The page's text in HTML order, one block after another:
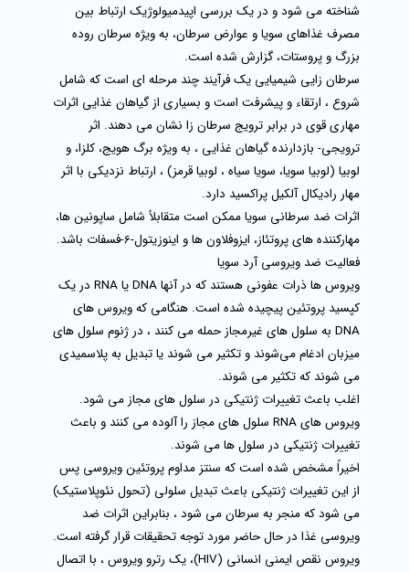
شناخته می شود و در یک بررسی اپیدمیولوژیک ارتباط بین
مصرف غذاهای سویا و عوارض سرطان، به ویژه سرطان روده
بزرگ و پروستات، گزارش شده است.
سرطان زایی شیمیایی یک فرآیند چند مرحله ای است که شامل
شروع ، ارتقاء و پیشرفت است و بسیاری از گیاهان غذایی اثرات
مهاری قوی در برابر ترویج سرطان زا نشان می دهند. اثر
ترویجی- بازدارنده گیاهان غذایی ، به ویژه برگ هویج، کلزا، و
لوبیا (لوبیا سویا، سویا سیاه ، لوبیا قرمز) ، ارتباط نزدیکی با اثر
مهار رادیکال آلکیل پراکسید دارد.
اثرات ضد سرطانی سویا ممکن است متقابلاً شامل ساپونین‌ ها،
مهارکننده‌ های پروتئاز، ایزوفلاون‌ ها و اینوزیتول-6-فسفات باشد.
فعالیت ضد ویروسی آرد سویا
ویروس ها ذرات عفونی هستند که در آنها DNA یا RNA در یک
کپسید پروتئین پیچیده شده است. هنگامی که ویروس‌ های
DNA به سلول‌ های غیرمجاز حمله می‌ کنند ، در ژنوم سلول‌ های
میزبان ادغام می‌شوند و تکثیر می‌ شوند یا تبدیل به پلاسمیدی
می‌ شوند که تکثیر می‌ شوند.
اغلب باعث تغییرات ژنتیکی در سلول های مجاز می شود.
ویروس های RNA سلول های مجاز را آلوده می کنند و باعث
تغییرات ژنتیکی در سلول ها می شوند.
اخیراً مشخص شده است که سنتز مداوم پروتئین ویروسی پس
از این تغییرات ژنتیکی باعث تبدیل سلولی (تحول نئوپلاستیک)
می شود که منجر به سرطان می شود ، بنابراین اثرات ضد
ویروسی غذا در حال حاضر مورد توجه تحقیقات قرار گرفته است.
ویروس نقص ایمنی انسانی (HIV)، یک رترو ویروس ، با اتصال